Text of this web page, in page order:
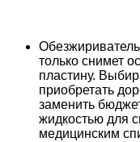
только снимет
пластину.
приобретать
заменить
жидкостью для
медицинским